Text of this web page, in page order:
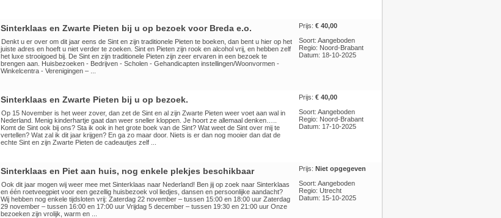
Sinterklaas en Zwarte Pieten bij u op bezoek voor Breda e.o.
Denkt u er over om dit jaar eens de Sint en zijn traditionele Pieten te boeken, dan bent u hier op het
juiste adres en hoeft u niet verder te zoeken. Sint en Pieten zijn rook en alcohol vrij, en hebben zelf
het luxe strooigoed bij. De Sint en zijn traditionele Pieten zijn zeer ervaren in een bezoek te
brengen aan. Huisbezoeken - Bedrijven - Scholen - Gehandicapten instellingen/Woonvormen -
Winkelcentra - Verenigingen – ...
Prijs: € 40,00
Soort: Aangeboden
Regio: Noord-Brabant
Datum: 18-10-2025
Sinterklaas en Zwarte Pieten bij u op bezoek.
Op 15 November is het weer zover, dan zet de Sint en al zijn Zwarte Pieten weer voet aan wal in
Nederland. Menig kinderhartje gaat dan weer sneller kloppen. Je hoort ze allemaal denken…..
Komt de Sint ook bij ons? Sta ik ook in het grote boek van de Sint? Wat weet de Sint over mij te
vertellen? Wat zal ik dit jaar krijgen? En ga zo maar door. Niets is er dan nog mooier dan dat de
echte Sint en zijn Zwarte Pieten de cadeautjes zelf ...
Prijs: € 40,00
Soort: Aangeboden
Regio: Noord-Brabant
Datum: 17-10-2025
Sinterklaas en Piet aan huis, nog enkele plekjes beschikbaar
Ook dit jaar mogen wij weer mee met Sinterklaas naar Nederland! Ben jij op zoek naar Sinterklaas
en één roetveegpiet voor een gezellig huisbezoek vol liedjes, dansen en persoonlijke aandacht?
Wij hebben nog enkele tijdsloten vrij: Zaterdag 22 november – tussen 15:00 en 18:00 uur Zaterdag
29 november – tussen 16:00 en 17:00 uur Vrijdag 5 december – tussen 19:30 en 21:00 uur Onze
bezoeken zijn vrolijk, warm en ...
Prijs: Niet opgegeven
Soort: Aangeboden
Regio: Utrecht
Datum: 15-10-2025